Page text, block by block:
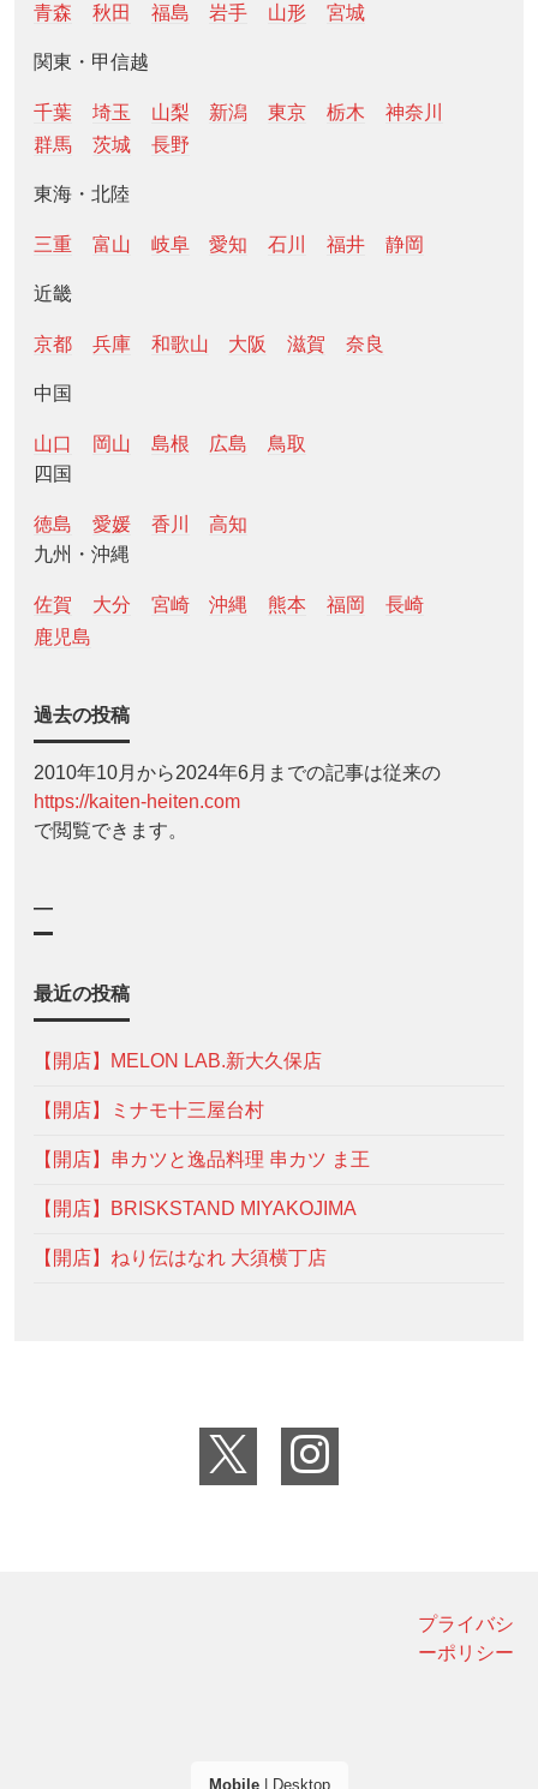
青森 秋田 福島 岩手 山形 宮城
関東・甲信越
千葉 埼玉 山梨 新潟 東京 栃木
神奈川
群馬
茨城 長野
東海・北陸
三重 富山 岐阜 愛知 石川 福井 静岡
近畿
京都 兵庫 和歌山 大阪 滋賀 奈良
中国
山口 岡山 島根 広島
鳥取
四国
徳島 愛媛 香川
高知
九州・沖縄
佐賀 大分 宮崎 沖縄 熊本 福岡
長崎
鹿児島
過去の投稿
2010年10月から2024年6月までの記事は従来の
https://kaiten-heiten.com
で閲覧できます。
—
最近の投稿
【開店】MELON LAB.新大久保店
【開店】ミナモ十三屋台村
【開店】串カツと逸品料理 串カツ ま王
【開店】BRISKSTAND MIYAKOJIMA
【開店】ねり伝はなれ 大須横丁店
プライバシ
ーポリシー
Mobile| Desktop